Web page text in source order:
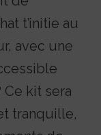
t’initie au
avec une
Ce kit sera
tranquille,